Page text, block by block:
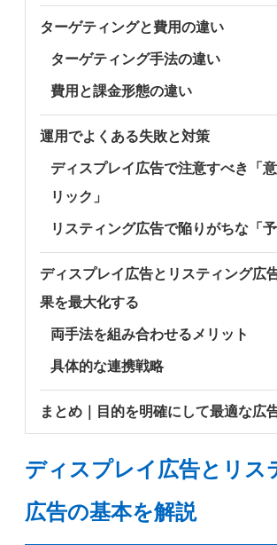
ターゲティングと費用の違い
ターゲティング手法の違い
費用と課金形態の違い
運用でよくある失敗と対策
ディスプレイ広告で注意すべき「
リック」
リスティング広告で陥りがちな「予
ディスプレイ広告とリスティング広
果を最大化する
両手法を組み合わせるメリット
具体的な連携戦略
まとめ｜目的を明確にして最適な広
ディスプレイ広告とリス
広告の基本を解説